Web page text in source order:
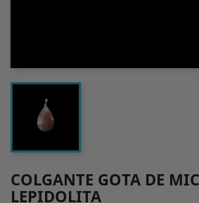
COLGANTE GOTA DE
LEPIDOLITA